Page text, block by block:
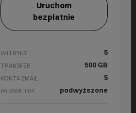
Uruchom
bezpłatnie
WITRYNY 5
TRANSFER 500 GB
KONTA EMAIL 5
PARAMETRY podwyższone